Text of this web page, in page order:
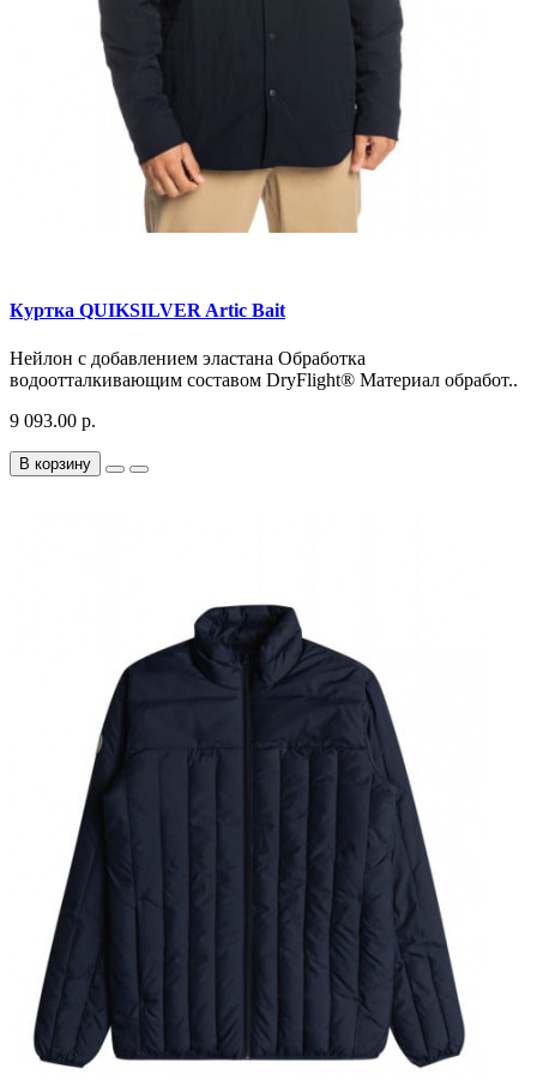
Куртка QUIKSILVER Artic Bait
Нейлон с добавлением эластана Обработка
водоотталкивающим составом DryFlight® Материал обработ..
9 093.00 р.
В корзину